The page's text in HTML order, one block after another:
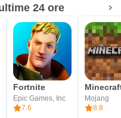
24 ore
Fortnite
Epic Games, Inc
7.6
Mojang
8.8